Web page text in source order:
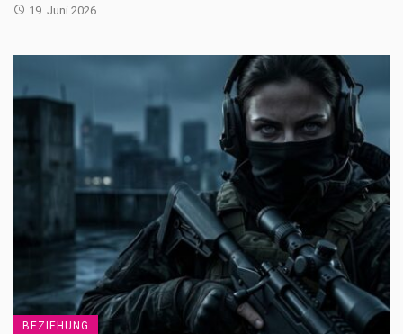
19. Juni 2026
BEZIEHUNG